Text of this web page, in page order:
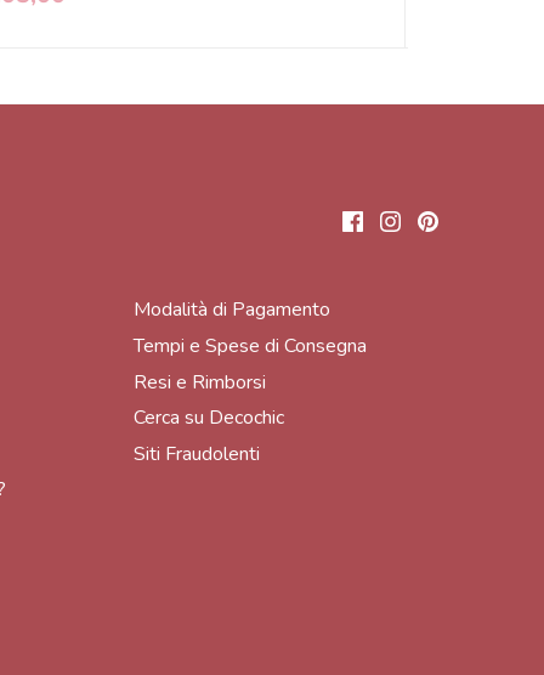
Modalità di Pagamento
Tempi e Spese di Consegna
Resi e Rimborsi
Cerca su Decochic
Siti Fraudolenti